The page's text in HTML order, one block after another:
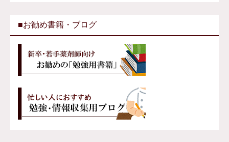
■お勧め書籍・ブログ